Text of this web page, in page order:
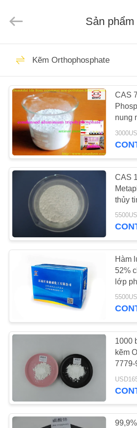
NHÀ
SẢN
PHẨM
VIDEO
VỀ
CHÚNG
CHUYẾN
THAM
QUAN
KIỂM
SOÁT
CHẤT
LƯỢNG
LIÊN
HỆ
co.,ltd.
Kẽm Phốt
Pigment
Kẽm phốt
Hóa chất
Kẽm
Kẽm
Sản phẩm
Kẽm Orthophosphate
CAS
nung
CAS
thủy
Hàm
52%
lớp
1000
kẽm
7779-
hại